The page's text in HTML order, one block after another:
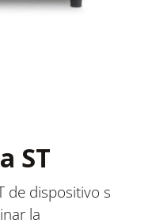
ST
de dispositivo s
la